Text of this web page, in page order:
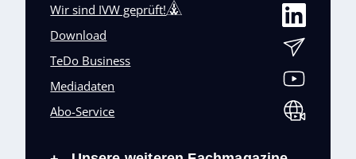
Wir sind IVW geprüft!
Download
TeDo Business
Mediadaten
Abo-Service